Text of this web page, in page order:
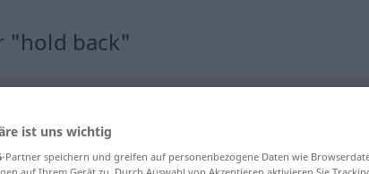
"hold back"
ist uns wichtig
-Partner speichern und greifen auf personenbezogene Daten wie